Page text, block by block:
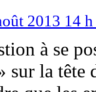
2013 14
à se
sur la tête